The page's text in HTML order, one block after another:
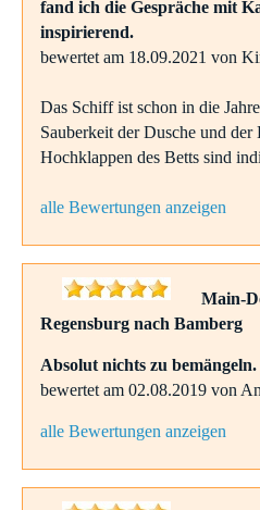
fand ich die Gespräche mit
inspirierend.
bewertet am 18.09.2021 von
Das Schiff ist schon in die
Sauberkeit der Dusche und der
Hochklappen des Betts sind
alle Bewertungen anzeigen
Main-
Regensburg nach Bamberg
Absolut nichts zu bemängeln.
bewertet am 02.08.2019 von
alle Bewertungen anzeigen